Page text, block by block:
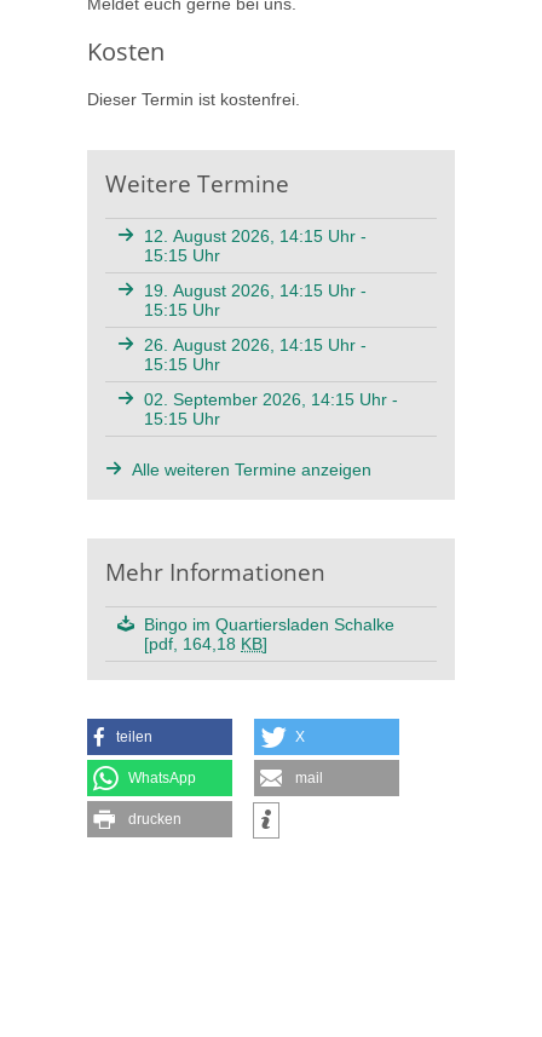
Kosten
Dieser Termin ist kostenfrei.
Weitere Termine
12. August 2026, 14:15 Uhr -
15:15 Uhr
19. August 2026, 14:15 Uhr -
15:15 Uhr
26. August 2026, 14:15 Uhr -
15:15 Uhr
02. September 2026, 14:15 Uhr -
15:15 Uhr
Alle weiteren Termine anzeigen
Mehr Informationen
Bingo im Quartiersladen Schalke
[pdf, 164,18 KB]
teilen X
WhatsApp mail
drucken